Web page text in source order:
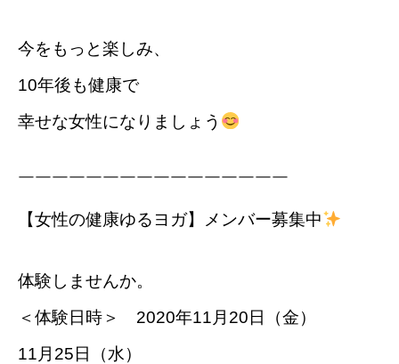
今をもっと楽しみ、
10年後も健康で
幸せな女性になりましょう
￣￣￣￣￣￣￣￣￣￣￣￣￣￣￣￣
【女性の健康ゆるヨガ】メンバー募集中
体験しませんか。
＜体験日時＞ 2020年11月20日（金）
11月25日（水）